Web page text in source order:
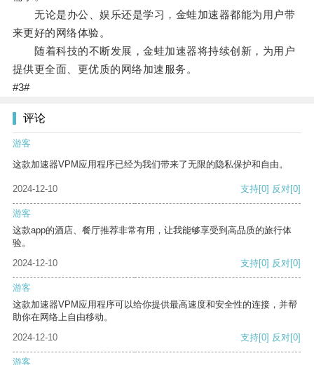
无论是办公、娱乐还是学习，金蛙加速器都能为用户带
来更好的网络体验。
随着科技的不断发展，金蛙加速器将持续创新，为用户
提供更全面、更优质的网络加速服务。
#3#
评论
游客
这款加速器VPM应用程序已经为我们带来了无限的隐私保护和自由。
2024-12-10 支持[0] 反对[0]
游客
这款app的酒店、餐厅推荐非常有用，让我能够享受到高品质的旅行体
验。
2024-12-10
支持[0] 反对[0]
游客
这款加速器VPM应用程序可以给你提供最高速度和安全性的连接，并帮
助你在网络上自由移动。
2024-12-10
支持[0] 反对[0]
游客